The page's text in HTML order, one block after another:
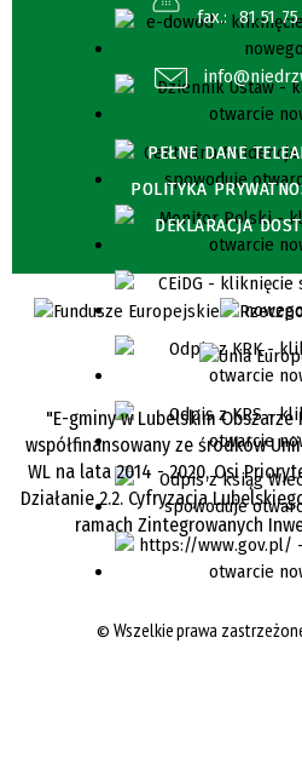
fax.:
81 51
PEŁNE DANE
POLITYKA
DEKLARACJA
"E-gminy w Lubelskim
współfinansowany ze środków
WL na lata 2014 - 2020, Osi
Działanie 2.2. Cyfryzacja
ramach Zintegrowanych
©Wszelkie prawa